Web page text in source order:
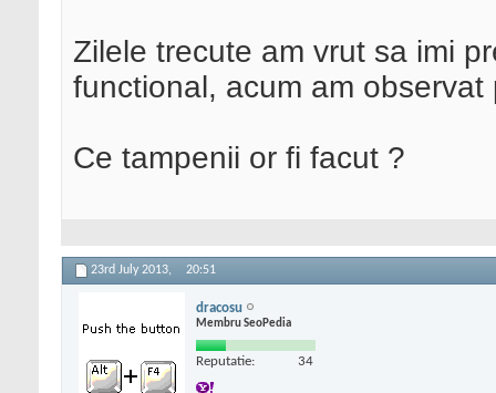
Zilele trecute am vrut sa imi
functional, acum am
Ce tampenii or fi facut ?
23rd July 2013, 20:51
dracosu
Membru SeoPedia
Reputatie: 34